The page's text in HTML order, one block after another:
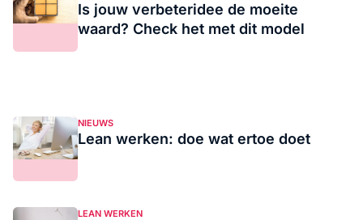
Is jouw verbeteridee de moeite
waard? Check het met dit model
NIEUWS
Lean werken: doe wat ertoe doet
LEAN WERKEN